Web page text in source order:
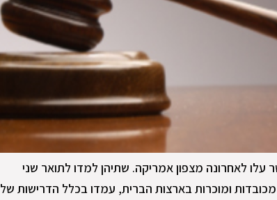
לאחרונה מצפון אמריקה. שתיהן למדו לתואר שני
ומוכרות בארצות הברית, עמדו בכלל הדרישות של